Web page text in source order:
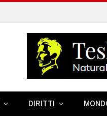
DIRITTI